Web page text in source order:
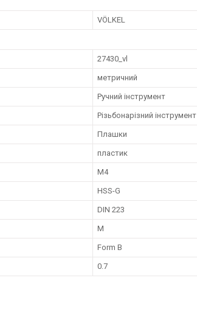
VÖLKEL
27430_vl
метричний
Ручний інструмент
Різьбонарізний інструмент
Плашки
пластик
M4
HSS-G
DIN 223
M
Form B
0.7